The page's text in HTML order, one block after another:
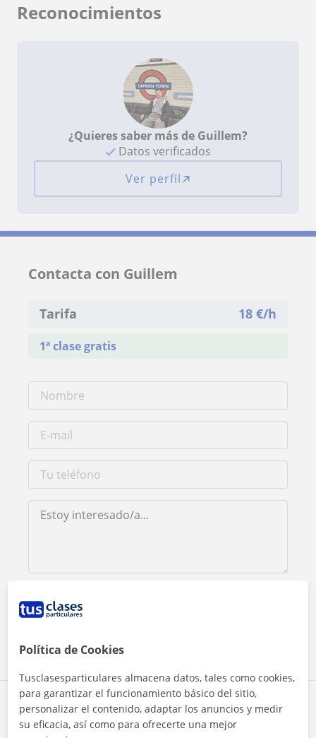
Comparte a este profesor
Reconocimientos
¿Quieres saber más de Guillem?
Datos verificados
Ver perfil
Contacta con Guillem
Tarifa 18 €/h
1ª clase gratis
Política de Cookies
Tusclasesparticulares almacena datos, tales como cookies,
para garantizar el funcionamiento básico del sitio,
personalizar el contenido, adaptar los anuncios y medir
su eficacia, así como para ofrecerte una mejor